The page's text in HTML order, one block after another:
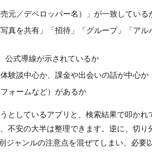
元／デベロッパー名）」が一致している
真を共有」「招待」「グループ」「アル
公式導線が示されているか
験談中心か、課金や出会いの話が中心か
ォームなど）があるか
としているアプリと、検索結果で叩かれ
不安の大半は整理できます。逆に、切り
ジャンルの注意点を混ぜてしまい、必要